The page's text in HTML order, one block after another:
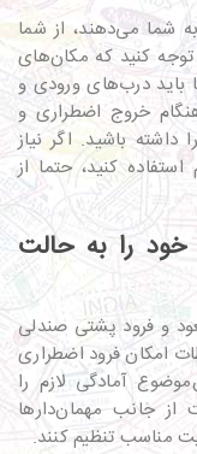
شما می‌دهند، از شما
توجه کنید که مکان‌های
باید درب‌های ورودی و
خروج اضطراری و
باشید. اگر نیاز
کنید، حتما از
را به حالت
و فرود پشتی صندلی
امکان فرود اضطراری
آمادگی لازم را
از جانب مهمان‌دارها
مناسب تنظیم کنند.